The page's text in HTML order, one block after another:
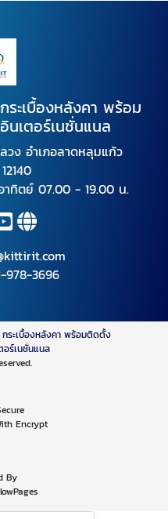
ระเบื้องหลังคา พร้อม
เตอร์เนชั่นแนล
ง อำเภอลาดหลุมแก้ว
าทิตย์ 07.00 - 19.00 น.
978-3696
กระเบื้องหลังคา พร้อมติดตั้ง
ร์เนชั่นแนล
Encrypt
By